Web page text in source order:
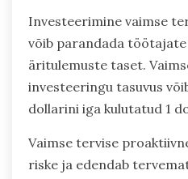
Uuringud näitavad, et
probleemid maksavad
ligikaudu 193 miljardit
näol. Lisaks võivad
kõrgemate
Investeerimine vaimse